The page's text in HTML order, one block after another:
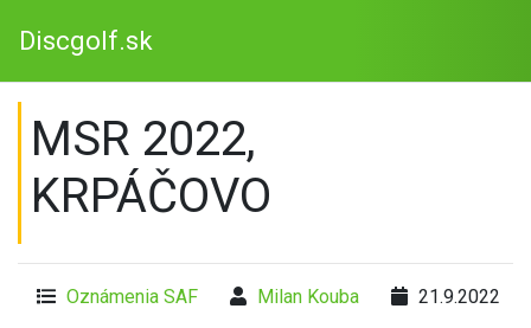
Discgolf.sk
MSR 2022,
KRPÁČOVO
Oznámenia SAF Milan Kouba 21.9.2022